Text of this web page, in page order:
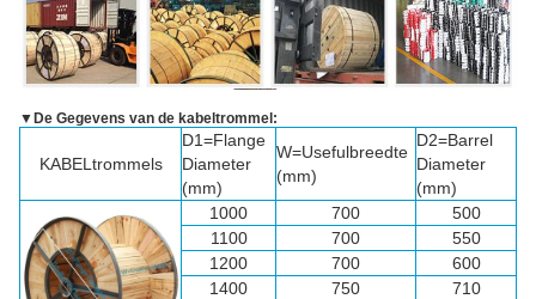
▼De Gegevens van de kabeltrommel:
KABELtrommels
D1=Flange
Diameter
(mm)
W=Usefulbreedte
(mm)
D2=Barrel
Diameter
(mm)
1000
700
500
1100
700
550
1200
700
600
1400
750
710